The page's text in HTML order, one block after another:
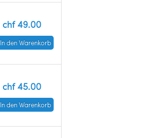
chf 49.00
In den Warenkorb
chf 45.00
In den Warenkorb